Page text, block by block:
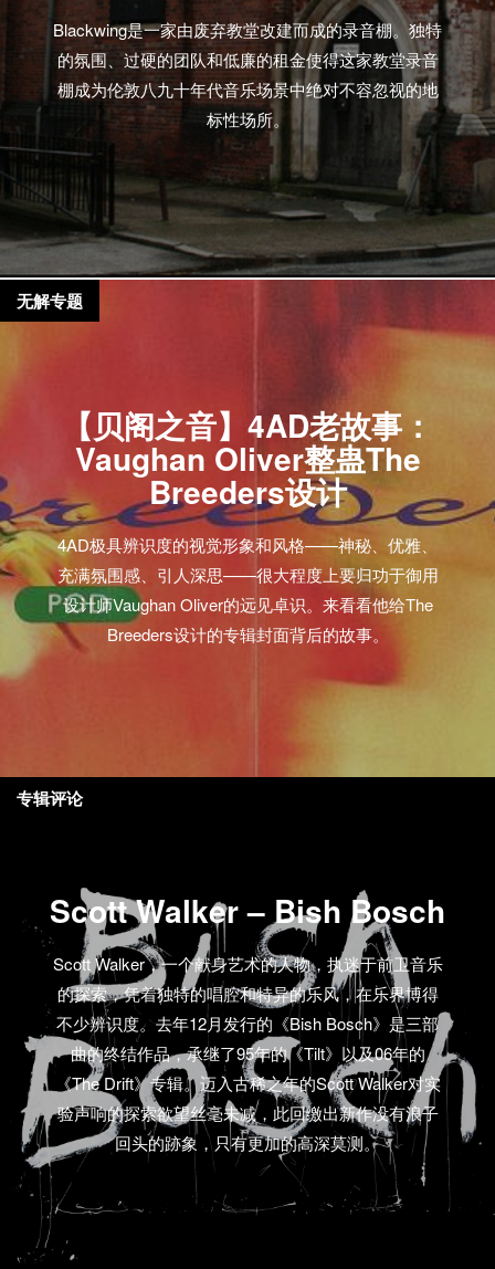
Blackwing是一家由废弃教堂改建而成的录音棚。独特
的氛围、过硬的团队和低廉的租金使得这家教堂录音
棚成为伦敦八九十年代音乐场景中绝对不容忽视的地
标性场所。
【贝阁之音】4AD老故事：
Vaughan Oliver整蛊The
Breeders设计
4AD极具辨识度的视觉形象和风格——神秘、优雅、
充满氛围感、引人深思——很大程度上要归功于御用
设计师Vaughan Oliver的远见卓识。来看看他给The
Breeders设计的专辑封面背后的故事。
无解专题
Scott Walker – Bish Bosch
Scott Walker，一个献身艺术的人物，执迷于前卫音乐
的探索，凭着独特的唱腔和特异的乐风，在乐界博得
不少辨识度。去年12月发行的《Bish Bosch》是三部
曲的终结作品，承继了95年的《Tilt》以及06年的
《The Drift》专辑。迈入古稀之年的Scott Walker对实
验声响的探索欲望丝毫未减，此回缴出新作没有浪子
回头的跡象，只有更加的高深莫测。
专辑评论